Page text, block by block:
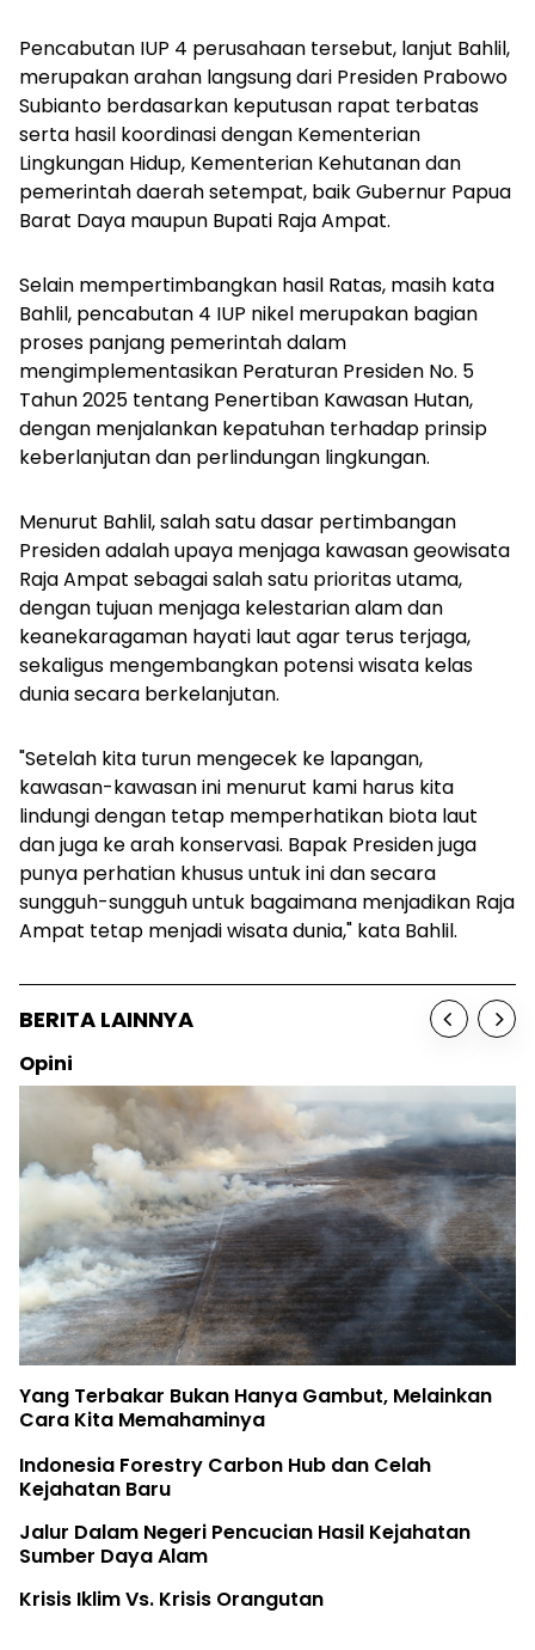
Pencabutan IUP 4 perusahaan tersebut, lanjut Bahlil,
merupakan arahan langsung dari Presiden Prabowo
Subianto berdasarkan keputusan rapat terbatas
serta hasil koordinasi dengan Kementerian
Lingkungan Hidup, Kementerian Kehutanan dan
pemerintah daerah setempat, baik Gubernur Papua
Barat Daya maupun Bupati Raja Ampat.
Selain mempertimbangkan hasil Ratas, masih kata
Bahlil, pencabutan 4 IUP nikel merupakan bagian
proses panjang pemerintah dalam
mengimplementasikan Peraturan Presiden No. 5
Tahun 2025 tentang Penertiban Kawasan Hutan,
dengan menjalankan kepatuhan terhadap prinsip
keberlanjutan dan perlindungan lingkungan.
Menurut Bahlil, salah satu dasar pertimbangan
Presiden adalah upaya menjaga kawasan geowisata
Raja Ampat sebagai salah satu prioritas utama,
dengan tujuan menjaga kelestarian alam dan
keanekaragaman hayati laut agar terus terjaga,
sekaligus mengembangkan potensi wisata kelas
dunia secara berkelanjutan.
"Setelah kita turun mengecek ke lapangan,
kawasan-kawasan ini menurut kami harus kita
lindungi dengan tetap memperhatikan biota laut
dan juga ke arah konservasi. Bapak Presiden juga
punya perhatian khusus untuk ini dan secara
sungguh-sungguh untuk bagaimana menjadikan Raja
Ampat tetap menjadi wisata dunia," kata Bahlil.
BERITA LAINNYA
Sosok
Birute Galdikas, Ibu para Orangutan, telah Pulang
The Earth Belongs to the Youth
Rifya Melawan Raksasa
Fatur Meronda Belantara dari Udara